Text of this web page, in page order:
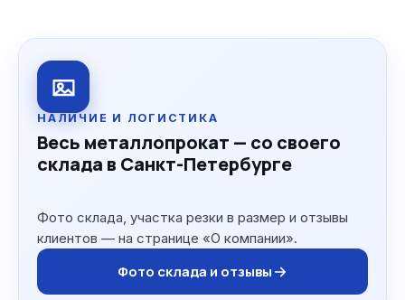
НАЛИЧИЕ И ЛОГИСТИКА
Весь металлопрокат — со своего
склада в Санкт-Петербурге
Фото склада, участка резки в размер и отзывы
клиентов — на странице «О компании».
Фото склада и отзывы